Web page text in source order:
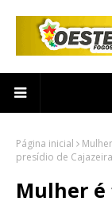
Página inicial
presídio de
Mulher é